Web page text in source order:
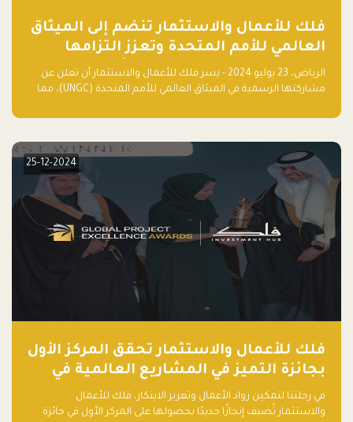
فلك للأعمال والاستثمار تنضم إلى الميثاق
العالمي للأمم المتحدة وتعزز التزامها
بالاستدامة مع مسرعة فلاقشِب: تقنيات
المناخ
الرياض، 23 يوليو 2024 - يسر فلك للأعمال والاستثمار أن تعلن عن
مشاركتها الرسمية في الميثاق العالمي للأمم المتحدة (UNGC)، مما
25-12-2024
فلك للأعمال والاستثمار تحقق المركز الأول
بجائزة التميز في المشاريع العالمية في
ريادة الأعمال الصاعدة لعام ٢٠٢٤
في رحلتنا لتمكين رواد الأعمال وتعزيز الابتكار، فلك للأعمال
والاستثمار تُضيف إنجازًا جديدًا بحصولها على المركز الأول في جائزة